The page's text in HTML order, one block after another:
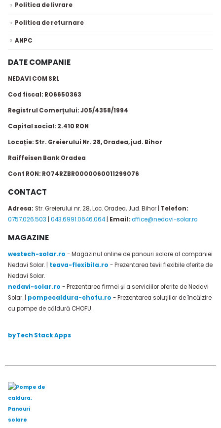
Politica de livrare
Politica de returnare
ANPC
DATE COMPANIE
NEDAVI COM SRL
Cod fiscal: RO6650363
Registrul Comerțului: J05/4358/1994
Capital social: 2.410 RON
Locație: Str. Greierului Nr. 28, Oradea, jud. Bihor
Raiffeisen Bank Oradea
Cont RON: RO74RZBR0000060011299076
CONTACT
Adresa: Str. Greierului nr. 28, Loc. Oradea, Jud. Bihor | Telefon:
0757.026.503
043.6991.0646.064| Email: office@nedavi-solar.ro
MAGAZINE
westech-solar.ro - Magazinul online de panouri solare al companiei
Nedavi Solar. | teava-flexibila.ro - Prezentarea tevii flexibile oferite de
Nedavi Solar.
nedavi-solar.ro - Prezentarea firmei și a serviciilor oferite de Nedavi
Solar. | pompecaldura-chofu.ro - Prezentarea soluțiilor de încălzire
cu pompe de căldură CHOFU.
by Tech Stack Apps